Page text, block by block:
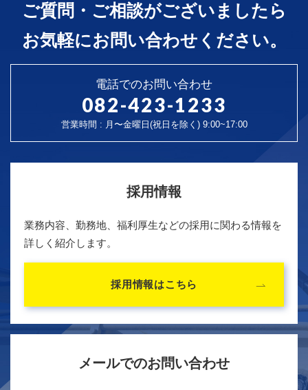
ご質問・ご相談がございましたら
お気軽にお問い合わせください。
電話でのお問い合わせ
082-423-1233
営業時間 : 月〜金曜日(祝日を除く) 9:00~17:00
採用情報
業務内容、勤務地、福利厚生などの採用に関わる情報を
詳しく紹介します。
採用情報はこちら
メールでのお問い合わせ